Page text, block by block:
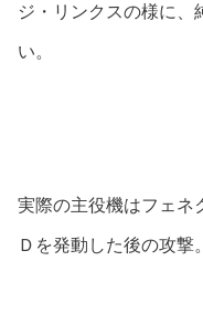
ジ・リンクスの様に、
い。
実際の主役機はフェネ
Ｄを発動した後の攻撃。